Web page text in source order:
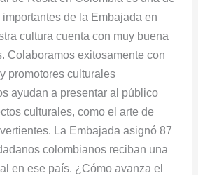
de la Embajada en
cultura cuenta con muy buena
Colaboramos exitosamente con
promotores culturales
ayudan a presentar al público
culturales, como el arte de
La Embajada asignó 87
colombianos reciban una
en ese país. ¿Cómo avanza el